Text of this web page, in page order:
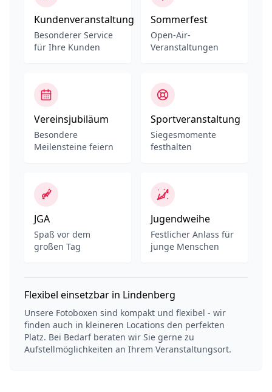
Kundenveranstaltung
Besonderer Service
für Ihre Kunden
Sommerfest
Open-Air-
Veranstaltungen
Vereinsjubiläum
Besondere
Meilensteine feiern
Sportveranstaltung
Siegesmomente
festhalten
JGA
Spaß vor dem
großen Tag
Jugendweihe
Festlicher Anlass für
junge Menschen
Flexibel einsetzbar in Lindenberg
Unsere Fotoboxen sind kompakt und flexibel - wir
finden auch in kleineren Locations den perfekten
Platz. Bei Bedarf beraten wir Sie gerne zu
Aufstellmöglichkeiten an Ihrem Veranstaltungsort.